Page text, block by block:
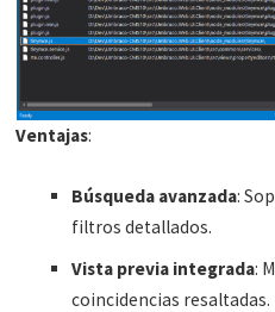
Ventajas:
Búsqueda avanzada:
filtros detallados.
Vista previa integrada:
coincidencias resaltadas.